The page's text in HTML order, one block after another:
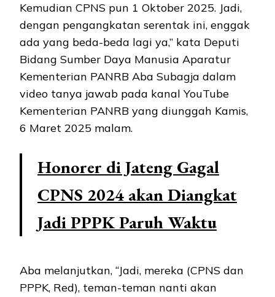
Kemudian CPNS pun 1 Oktober 2025. Jadi,
dengan pengangkatan serentak ini, enggak
ada yang beda-beda lagi ya,” kata Deputi
Bidang Sumber Daya Manusia Aparatur
Kementerian PANRB Aba Subagja dalam
video tanya jawab pada kanal YouTube
Kementerian PANRB yang diunggah Kamis,
6 Maret 2025 malam.
Honorer di Jateng Gagal
CPNS 2024 akan Diangkat
Jadi PPPK Paruh Waktu
Aba melanjutkan, “Jadi, mereka (CPNS dan
PPPK, Red), teman-teman nanti akan